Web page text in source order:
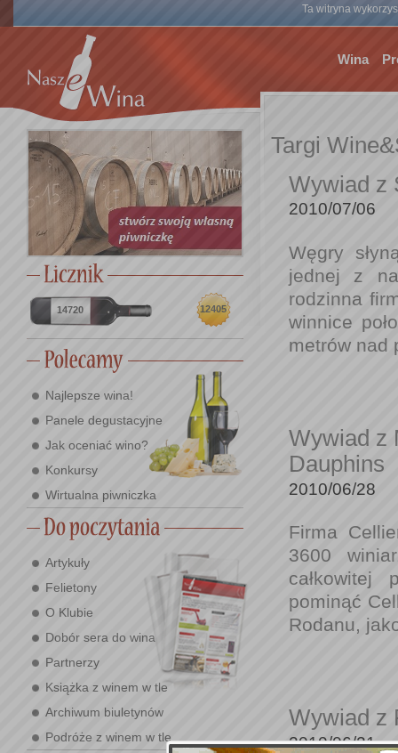
Ta witryna
Wina
14720 12405
Najlepsze wina!
Panele degustacyjne
Jak oceniać wino?
Konkursy
Wirtualna piwniczka
Artykuły
Felietony
O Klubie
Dobór sera do wina
Partnerzy
Książka z winem w tle
Archiwum biuletynów
Podróże z winem w tle
Targi
Wywiad z
2010/07/06
Węgry
jednej z
rodzinna
winnice
metrów nad
Wywiad z
Dauphins
2010/06/28
Firma
3600
całkowitej
pominąć
Rodanu,
Wywiad z
2010/06/21